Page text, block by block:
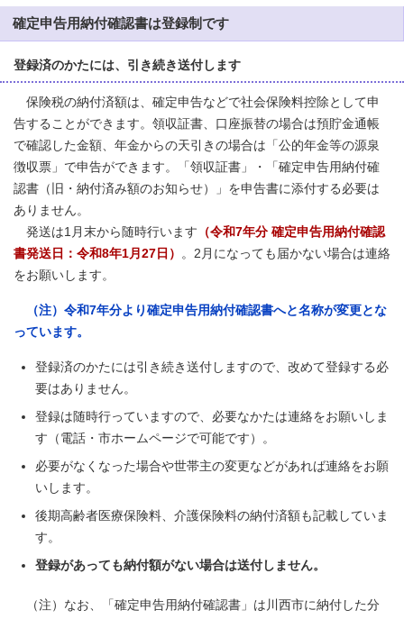
確定申告用納付確認書は登録制です
登録済のかたには、引き続き送付します
保険税の納付済額は、確定申告などで社会保険料控除として申
告することができます。領収証書、口座振替の場合は預貯金通帳
で確認した金額、年金からの天引きの場合は「公的年金等の源泉
徴収票」で申告ができます。「領収証書」・「確定申告用納付確
認書（旧・納付済み額のお知らせ）」を申告書に添付する必要は
ありません。
発送は1月末から随時行います （令和7年分 確定申告用納付確認
書発送日：令和8年1月27日） 。2月になっても届かない場合は連絡
をお願いします。
（注）令和7年分より確定申告用納付確認書へと名称が変更とな
っています。
登録済のかたには引き続き送付しますので、改めて登録する必
要はありません。
登録は随時行っていますので、必要なかたは連絡をお願いしま
す（電話・市ホームページで可能です）。
必要がなくなった場合や世帯主の変更などがあれば連絡をお願
いします。
後期高齢者医療保険料、介護保険料の納付済額も記載していま
す。
登録があっても納付額がない場合は送付しません。
（注）なお、「確定申告用納付確認書」は川西市に納付した分